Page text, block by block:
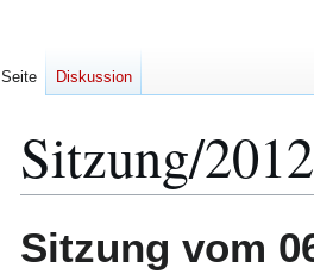
Sitzung/
Navigation
Suche
Sitzung vom
Seite Diskussion